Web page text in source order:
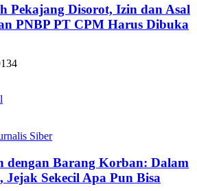
Pekajang Disorot, Izin dan Asal
PNBP PT CPM Harus Dibuka
Siber
dengan Barang Korban: Dalam
Sekecil Apa Pun Bisa